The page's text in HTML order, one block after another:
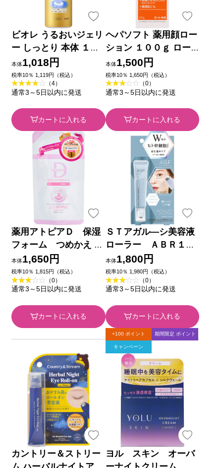
ビオレ うるおいジェリ
ー しっとり 本体 １８
０ｍｌ 花王
本体1,018円
税率10％ 1,119円（税込）
（4）
通常3～5日以内に発送
カートに入れる
ヘパソフト 薬用顔ロー
ション １００ｇ ロー
ト製薬 (医薬部外品)
本体1,500円
税率10％ 1,650円（税込）
（0）
通常3～5日以内に発送
カートに入れる
薬用アトピアＤ 保湿
フォーム つめかえ １
００ｇ アライアンスフ
ァーマ (医薬部外品)
本体1,650円
税率10％ 1,815円（税込）
（0）
通常3～5日以内に発送
カートに入れる
ＳＴアガル―シ美容液
ローラー ＡＢＲ１８
００ １０ｍｌ スター
ラボコスメティックス
本体1,800円
税率10％ 1,980円（税込）
（0）
通常3～5日以内に発送
カートに入れる
カントリー＆ストリー
+100 ポイント 期間限定 ポイント
キャンペーン
ヨル スキン オーバ